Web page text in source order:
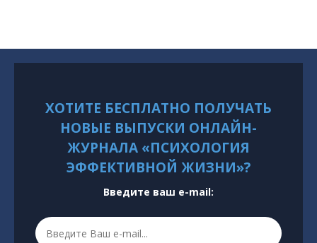
ХОТИТЕ БЕСПЛАТНО ПОЛУЧАТЬ
НОВЫЕ ВЫПУСКИ ОНЛАЙН-
ЖУРНАЛА «ПСИХОЛОГИЯ
ЭФФЕКТИВНОЙ ЖИЗНИ»?
Введите ваш e-mail: